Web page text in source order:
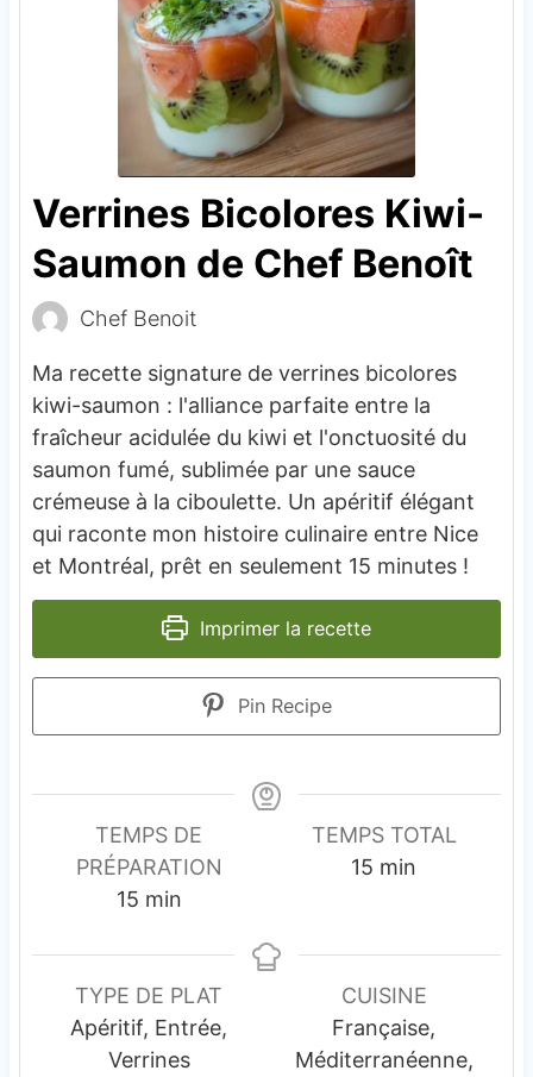
Verrines Bicolores Kiwi-
Saumon de Chef Benoît
Chef Benoit
Ma recette signature de verrines bicolores
kiwi-saumon : l'alliance parfaite entre la
fraîcheur acidulée du kiwi et l'onctuosité du
saumon fumé, sublimée par une sauce
crémeuse à la ciboulette. Un apéritif élégant
qui raconte mon histoire culinaire entre Nice
et Montréal, prêt en seulement 15 minutes !
Imprimer la recette
Pin Recipe
TEMPS DE
PRÉPARATION
15m
n
u
t
e
min
TEMPS TOTAL
15 m
u
t
e
s
min
TYPE DE PLAT
Apéritif, Entrée,
Verrines
CUISINE
Française,
Méditerranéenne,